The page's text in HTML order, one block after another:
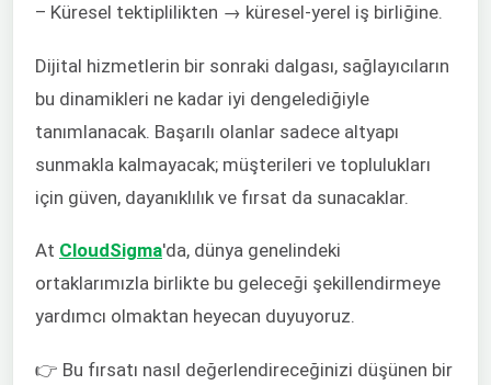
– Küresel tektiplilikten → küresel-yerel iş birliğine.
Dijital hizmetlerin bir sonraki dalgası, sağlayıcıların
bu dinamikleri ne kadar iyi dengelediğiyle
tanımlanacak. Başarılı olanlar sadece altyapı
sunmakla kalmayacak; müşterileri ve toplulukları
için güven, dayanıklılık ve fırsat da sunacaklar.
At CloudSigma'da, dünya genelindeki
ortaklarımızla birlikte bu geleceği şekillendirmeye
yardımcı olmaktan heyecan duyuyoruz.
👉 Bu fırsatı nasıl değerlendireceğinizi düşünen bir